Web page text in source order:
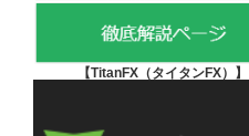
【TitanFX（タイタンFX） 】